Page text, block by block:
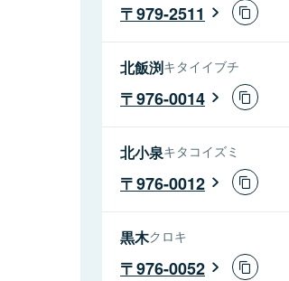
979-2511
北飯渕キタイイブチ
976-0014
北小泉キタコイズミ
976-0012
黒木クロキ
976-0052